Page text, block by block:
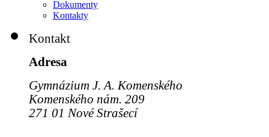
Dokumenty
Kontakty
Kontakt
Adresa
Gymnázium J. A. Komenského
Komenského nám. 209
271 01 Nové Strašecí